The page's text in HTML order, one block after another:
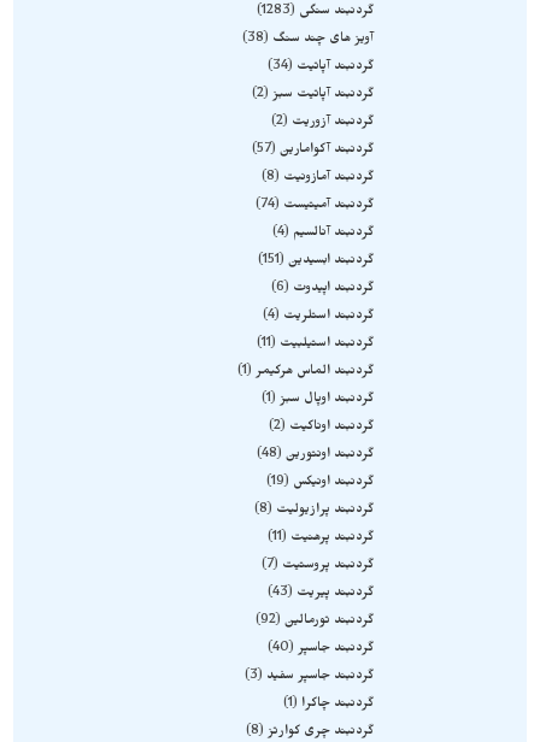
گردنبند سنگی
1283
آویز های چند سنگ
38
گردنبند آپاتیت
34
گردنبند آپاتیت سبز 2
گردنبند آزوریت
2
گردنبند آکوامارین 57
گردنبند آمازونیت
8
گردنبند آمیتیست
74
گردنبند آنالسیم
4
گردنبند ابسیدین 151
گردنبند اپیدوت
6
گردنبند استلریت
4
گردنبند استیلبیت
11
گردنبند الماس هرکیمر 1
گردنبند اوپال سبز 1
گردنبند اوناکیت
2
گردنبند اونتورین 48
گردنبند اونیکس
19
گردنبند پرازیولیت
8
گردنبند پرهنیت
11
گردنبند پروستیت
7
گردنبند پیریت
43
گردنبند تورمالین 92
گردنبند جاسپر 40
گردنبند جاسپر سفید
3
گردنبند چاکرا
1
گردنبند چری کوارتز 8